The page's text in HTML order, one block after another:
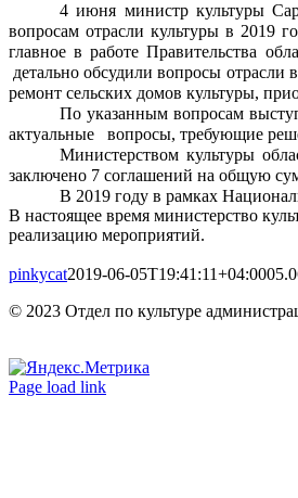
4 июня министр культуры
вопросам отрасли культуры в 2019
главное в работе Правительства
детально обсудили вопросы отрасли
ремонт сельских домов культуры,
По указанным вопросам
актуальные вопросы, требующие
Министерством культуры
заключено 7 соглашений на общую
В 2019 году в рамках
В настоящее время министерство
реализацию мероприятий.
pinkycat2019-06-05T19:41:11+04:00
© 2023 Отдел по культуре
Вконтакте
Одноклассники
Page load link